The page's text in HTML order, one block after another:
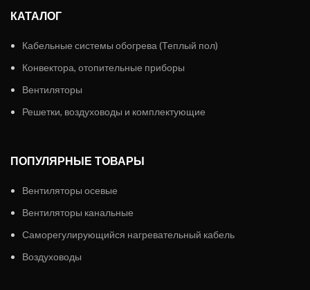
КАТАЛОГ
Кабельные системы обогрева (Теплый пол)
Конвектора, отопительные приборы
Вентиляторы
Решетки, воздуховоды и комплектующие
ПОПУЛЯРНЫЕ ТОВАРЫ
Вентиляторы осевые
Вентиляторы канальные
Саморегулирующийся нагревательный кабель
Воздуховоды